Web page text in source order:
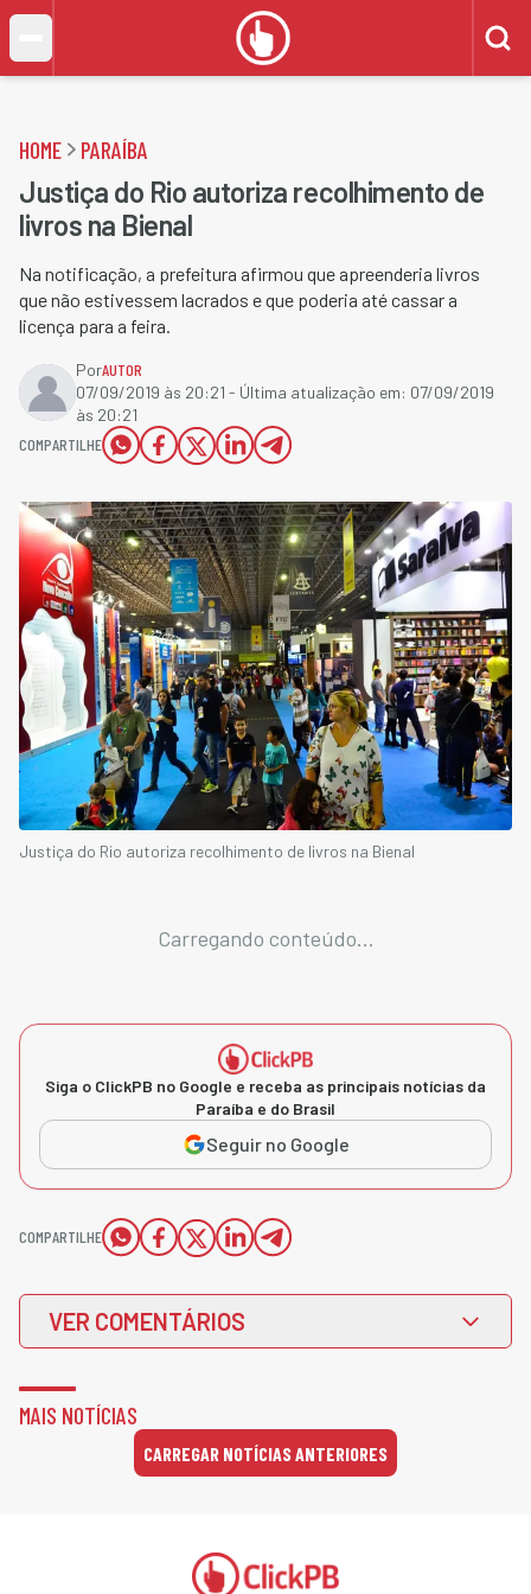
HOME PARAÍBA
Justiça do Rio autoriza recolhimento de
livros na Bienal
Na notificação, a prefeitura afirmou que apreenderia livros
que não estivessem lacrados e que poderia até cassar a
licença para a feira.
PorAUTOR
07/09/2019 às 20:21 - Última atualização em: 07/09/2019
às 20:21
COMPARTILHE
Justiça do Rio autoriza recolhimento de livros na Bienal
Carregando conteúdo...
Siga o ClickPB no Google e receba as principais notícias da
Paraíba e do Brasil
Seguir no Google
COMPARTILHE
VER COMENTÁRIOS
MAIS NOTÍCIAS
CARREGAR NOTÍCIAS ANTERIORES